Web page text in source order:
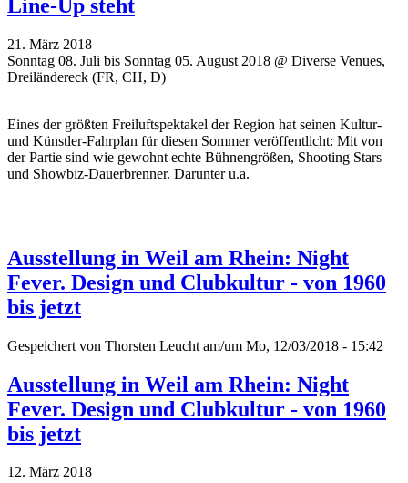
Line-Up steht
21. März 2018
Sonntag 08. Juli bis Sonntag 05. August 2018 @ Diverse Venues,
Dreiländereck (FR, CH, D)
Eines der größten Freiluftspektakel der Region hat seinen Kultur-
und Künstler-Fahrplan für diesen Sommer veröffentlicht: Mit von
der Partie sind wie gewohnt echte Bühnengrößen, Shooting Stars
und Showbiz-Dauerbrenner. Darunter u.a.
Ausstellung in Weil am Rhein: Night
Fever. Design und Clubkultur - von 1960
bis jetzt
Gespeichert von Thorsten Leucht am/um Mo, 12/03/2018 - 15:42
Ausstellung in Weil am Rhein: Night
Fever. Design und Clubkultur - von 1960
bis jetzt
12. März 2018